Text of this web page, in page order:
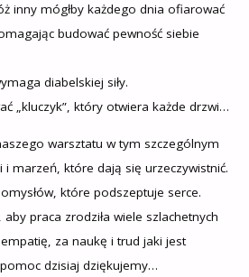
inny mógłby każdego dnia ofiarować
budować pewność siebie
diabelskiej siły.
„kluczyk”, który otwiera każde drzwi…
warsztatu w tym szczególnym
i marzeń, które dają się urzeczywistnić.
które podszeptuje serce.
aby praca zrodziła wiele szlachetnych
za naukę i trud jaki jest
dzisiaj dziękujemy…